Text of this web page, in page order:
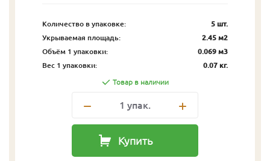
Количество в упаковке:
5 шт.
Укрываемая площадь:
2.45 м2
Объём 1 упаковки:
0.069 м3
Вес 1 упаковки:
0.07 кг.
Товар в наличии
1 упак.
Купить